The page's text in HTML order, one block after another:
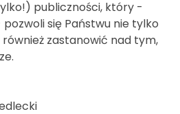
publiczności, który -
się Państwu nie tylko
zastanowić nad tym,